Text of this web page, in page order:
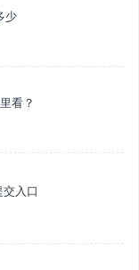
少
看？
入口